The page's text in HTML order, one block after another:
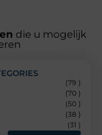
die u mogelijk
(79 )
(70 )
(50 )
(38 )
(31 )